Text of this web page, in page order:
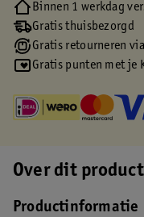
Binnen 1 werkdag
Gratis thuisbezorgd
Gratis retourneren
Gratis punten met je
Over dit product
Productinformatie